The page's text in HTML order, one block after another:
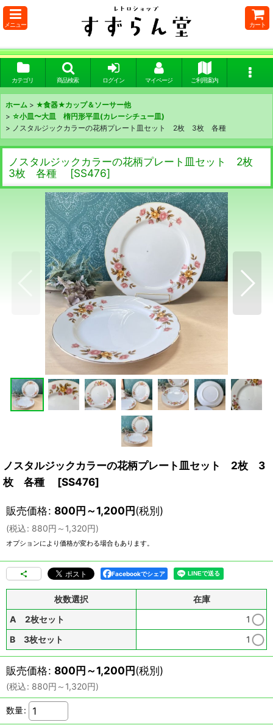
メニュー カート
カテゴリ 商品検索 ログイン マイページ ご利用案内
ホーム > ★食器★カップ＆ソーサー他
> ☆小皿〜大皿 楕円形平皿(カレーシチュー皿)
> ノスタルジックカラーの花柄プレート皿セット 2枚 3枚 各種
ノスタルジックカラーの花柄プレート皿セット 2枚
3枚 各種
[SS476]
ノスタルジックカラーの花柄プレート皿セット 2枚 3
枚 各種
[SS476]
販売価格: 800円～1,200円(税別)
(税込: 880円 ～1,320円)
オプションにより価格が変わる場合もあります。
Facebookでシェア
枚数選択
在庫
A 2枚セット
1
B 3枚セット
1
販売価格: 800円～1,200円(税別)
(税込: 880円 ～1,320円)
数量: